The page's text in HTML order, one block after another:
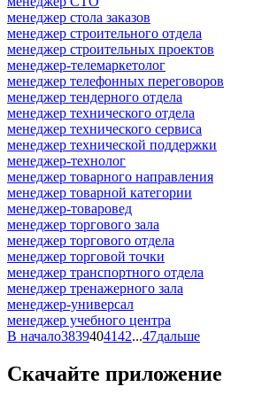
менеджер стола заказов
менеджер строительного отдела
менеджер строительных проектов
менеджер-телемаркетолог
менеджер телефонных переговоров
менеджер тендерного отдела
менеджер технического отдела
менеджер технического сервиса
менеджер технической поддержки
менеджер-технолог
менеджер товарного направления
менеджер товарной категории
менеджер-товаровед
менеджер торгового зала
менеджер торгового отдела
менеджер торговой точки
менеджер транспортного отдела
менеджер тренажерного зала
менеджер-универсал
менеджер учебного центра
В начало3839404142...47дальше
Скачайте приложение